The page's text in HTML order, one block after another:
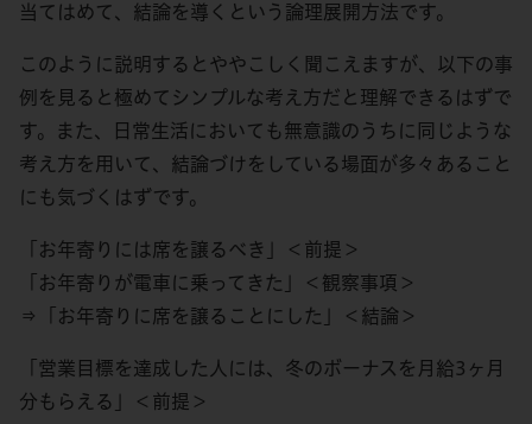
当てはめて、結論を導くという論理展開方法です。
このように説明するとややこしく聞こえますが、以下の事
例を見ると極めてシンプルな考え方だと理解できるはずで
す。また、日常生活においても無意識のうちに同じような
考え方を用いて、結論づけをしている場面が多々あること
にも気づくはずです。
「お年寄りには席を譲るべき」＜前提＞
「お年寄りが電車に乗ってきた」＜観察事項＞
⇒「お年寄りに席を譲ることにした」＜結論＞
「営業目標を達成した人には、冬のボーナスを月給3ヶ月
分もらえる」＜前提＞